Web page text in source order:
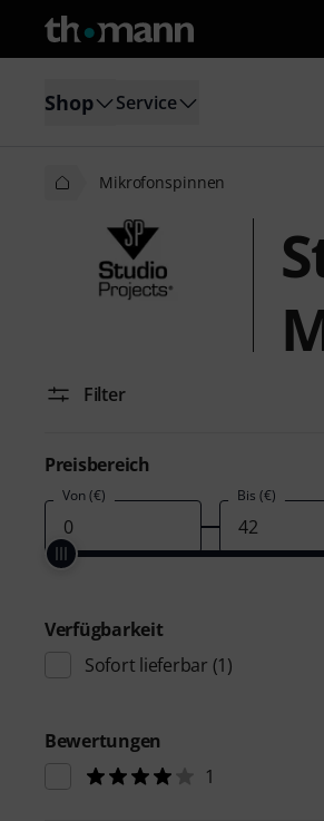
Shop Service
Mikrofonspinnen
Filter
Preisbereich
Von (€) Bis (€)
Verfügbarkeit
Sofort lieferbar (1)
Bewertungen
1